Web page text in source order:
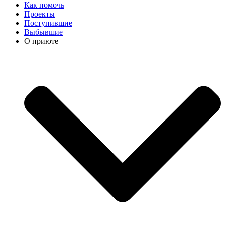
Как помочь
Проекты
Поступившие
Выбывшие
О приюте